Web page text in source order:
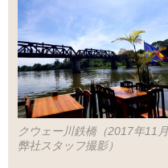
クウェー川鉄橋（2017年11月
弊社スタッフ撮影）